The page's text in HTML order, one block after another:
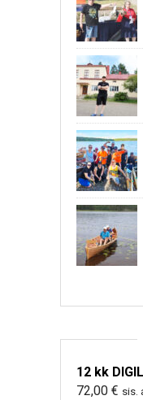
12 kk
72,00 € sis.